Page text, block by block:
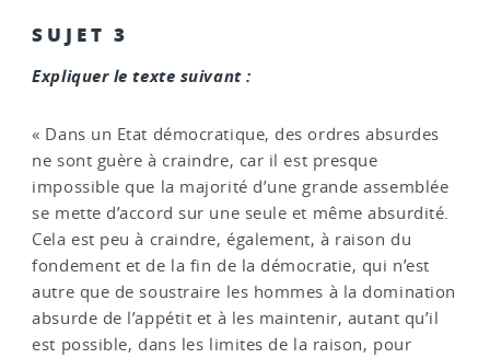
SUJET 3
Expliquer le texte suivant :
« Dans un Etat démocratique, des ordres absurdes
ne sont guère à craindre, car il est presque
impossible que la majorité d’une grande assemblée
se mette d’accord sur une seule et même absurdité.
Cela est peu à craindre, également, à raison du
fondement et de la fin de la démocratie, qui n’est
autre que de soustraire les hommes à la domination
absurde de l’appétit et à les maintenir, autant qu’il
est possible, dans les limites de la raison, pour